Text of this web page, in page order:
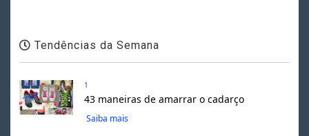
Tendências da Semana
1
43 maneiras de amarrar o cadarço
Saiba mais